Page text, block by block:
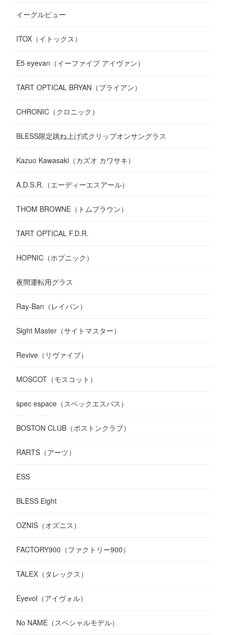
(12)
(13)
(13)
(16)
(14)
(17)
イーグルビュー
ITOX（イトックス）
E5 eyevan（イーファイブ アイヴァン）
TART OPTICAL BRYAN（ブライアン）
CHRONIC（クロニック）
BLESS限定跳ね上げ式クリップオンサングラス
Kazuo Kawasaki（カズオ カワサキ）
A.D.S.R.（エーディーエスアール）
THOM BROWNE（トムブラウン）
TART OPTICAL F.D.R.
HOPNIC（ホプニック）
夜間運転用グラス
Ray-Ban（レイバン）
Sight Master（サイトマスター）
Revive（リヴァイブ）
MOSCOT（モスコット）
spec espace（スペックエスパス）
BOSTON CLUB（ボストンクラブ）
RARTS（アーツ）
ESS
BLESS Eight
OZNIS（オズニス）
FACTORY900（ファクトリー900）
TALEX（タレックス）
Eyevol（アイヴォル）
No NAME（スペシャルモデル）